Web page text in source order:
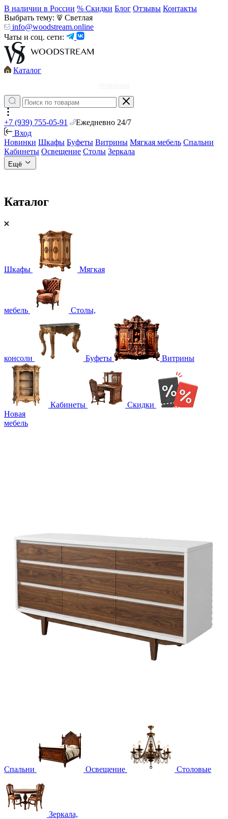
В наличии в России % Скидки Блог Отзывы Контакты
Выбрать тему:
Светлая
info@woodstream.online
Чаты и соц. сети:
Каталог
+7 (939) 755-05-91
Ежедневно 24/7
Вход
Новинки Шкафы Буфеты Витрины Мягкая мебель Спальни
Кабинеты Освещение Столы Зеркала
Ещё
Каталог
Шкафы Мягкая
мебель Столы,
консоли Буфеты Витрины
Кабинеты
Скидки
Новая
мебель
Спальни Освещение Столовые
Зеркала,